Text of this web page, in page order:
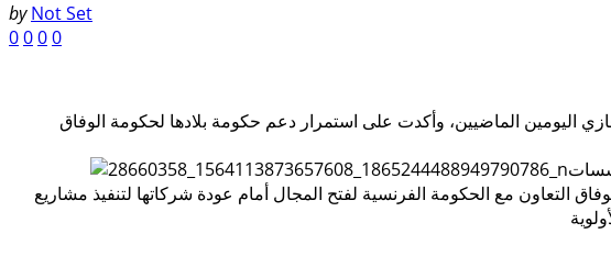
by Not Set
0000
اليومين الماضيين، وأكدت على استمرار دعم حكومة بلادها لحكومة الوفاق
التعاون مع الحكومة الفرنسية لفتح المجال أمام عودة شركاتها لتنفيذ مشاريع